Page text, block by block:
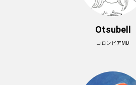
Otsubell
コロンビアMD